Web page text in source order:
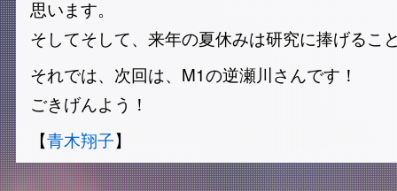
思います。
そしてそして、来年の夏休みは研究に捧げるこ
それでは、次回は、M1の逆瀬川さんです！
ごきげんよう！
【青木翔子】